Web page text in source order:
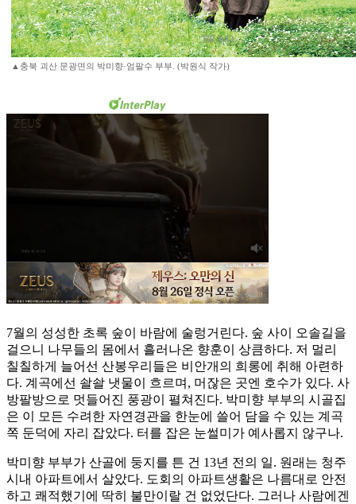
▲충북 괴산 문광면의 박미향·엄팔수 부부. (박원식 작가)
7월의 성성한 초록 숲이 바람에 술렁거린다. 숲 사이 오솔길을
걸으니 나무들의 몸에서 흘러나온 향훈이 상큼하다. 저 멀리
칠칠하게 늘어선 산봉우리들은 비안개의 희롱에 취해 아련하
다. 계곡에선 솰솰 냇물이 흐르며, 머잖은 곳엔 호수가 있다. 사
방팔방으로 멋들어진 풍광이 펼쳐진다. 박미향 부부의 시골집
은 이 모든 수려한 자연경관을 한눈에 쓸어 담을 수 있는 계곡
쪽 둔덕에 자리 잡았다. 터를 잡은 눈썰미가 예사롭지 않구나.
박미향 부부가 산골에 둥지를 튼 건 13년 전의 일. 원래는 청주
시내 아파트에서 살았다. 도회의 아파트생활은 나름대로 안전
하고 쾌적했기에 딱히 불만이랄 건 없었단다. 그러나 사람에겐